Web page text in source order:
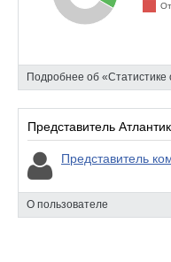
Подробнее об «Статистике
Представитель
Представитель
О пользователе